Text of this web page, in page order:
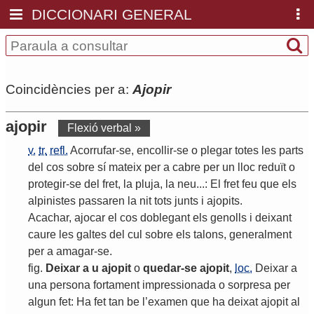
DICCIONARI GENERAL
Coincidències per a: Ajopir
ajopir
Flexió verbal »
v. tr. refl. Acorrufar-se, encollir-se o plegar totes les parts
del cos sobre sí mateix per a cabre per un lloc reduït o
protegir-se del fret, la pluja, la neu...: El fret feu que els
alpinistes passaren la nit tots junts i ajopits.
Acachar, ajocar el cos doblegant els genolls i deixant
caure les galtes del cul sobre els talons, generalment
per a amagar-se.
fig. Deixar a u ajopit o quedar-se ajopit, loc. Deixar a
una persona fortament impressionada o sorpresa per
algun fet: Ha fet tan be ’examen que ha deixat ajopit al